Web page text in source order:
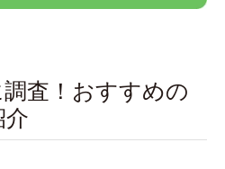
査！おすすめの